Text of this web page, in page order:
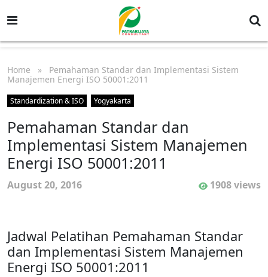
Home » Pemahaman Standar dan Implementasi Sistem
Manajemen Energi ISO 50001:2011
Standardization & ISO Yogyakarta
Pemahaman Standar dan
Implementasi Sistem Manajemen
Energi ISO 50001:2011
August 20, 2016 1908 views
Jadwal Pelatihan Pemahaman Standar
dan Implementasi Sistem Manajemen
Energi ISO 50001:2011